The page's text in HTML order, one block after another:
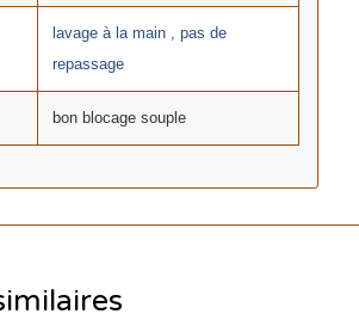
lavage à la main , pas de
repassage
bon blocage souple